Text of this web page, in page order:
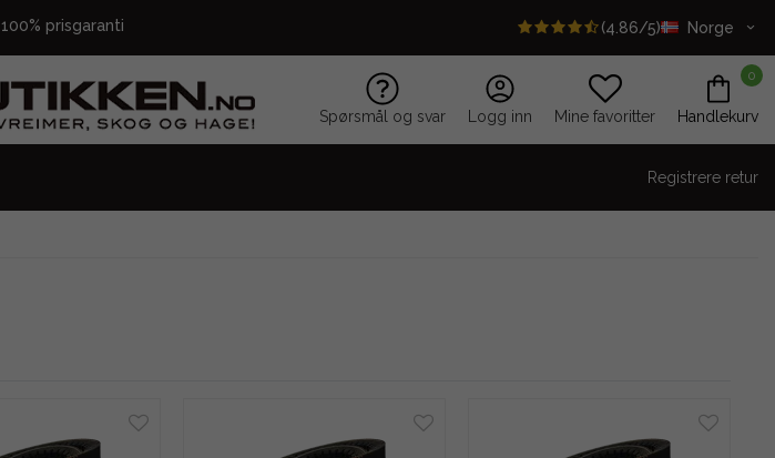
100% prisgaranti (4.86/5) Norge
Spørsmål og svar Logg inn Mine favoritter
0
Handlekurv
Registrere retur